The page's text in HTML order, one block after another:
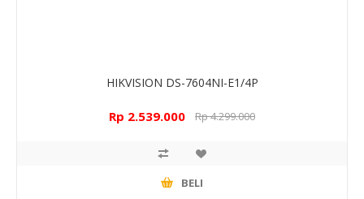
HIKVISION DS-7604NI-E1/4P
Rp 2.539.000 Rp 4.299.000
BELI